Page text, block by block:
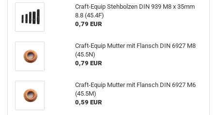
Craft-Equip Stehbolzen DIN 939 M8 x 35mm
8.8 (45.4F)
0,79 EUR
Craft-Equip Mutter mit Flansch DIN 6927 M8
(45.5N)
0,79 EUR
Craft-Equip Mutter mit Flansch DIN 6927 M6
(45.5M)
0,59 EUR